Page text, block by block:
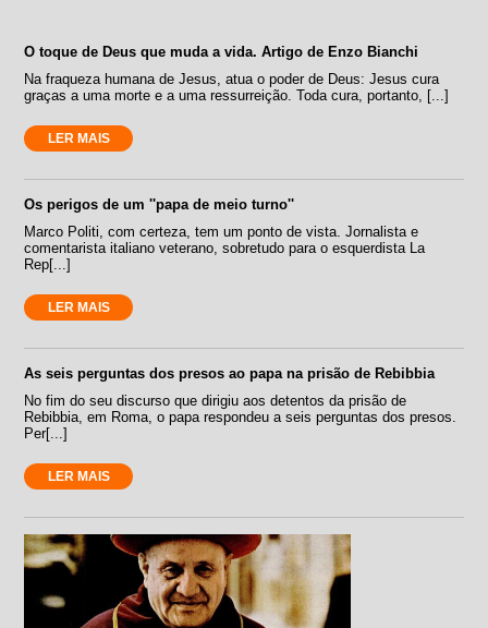
O toque de Deus que muda a vida. Artigo de Enzo Bianchi
Na fraqueza humana de Jesus, atua o poder de Deus: Jesus cura
graças a uma morte e a uma ressurreição. Toda cura, portanto, [...]
LER MAIS
Os perigos de um ''papa de meio turno''
Marco Politi, com certeza, tem um ponto de vista. Jornalista e
comentarista italiano veterano, sobretudo para o esquerdista La
Rep[...]
LER MAIS
As seis perguntas dos presos ao papa na prisão de Rebibbia
No fim do seu discurso que dirigiu aos detentos da prisão de
Rebibbia, em Roma, o papa respondeu a seis perguntas dos presos.
Per[...]
LER MAIS